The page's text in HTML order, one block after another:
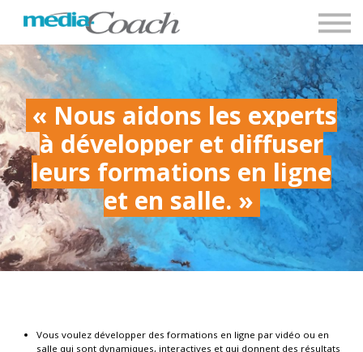
Blog
Contact
Accès clients
« Nous aidons les experts
à développer et diffuser
leurs formations en ligne
et en salle. »
Vous voulez développer des formations en ligne par vidéo ou en
salle qui sont dynamiques, interactives et qui donnent des résultats